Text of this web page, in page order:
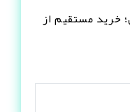
خرید مستقیم از